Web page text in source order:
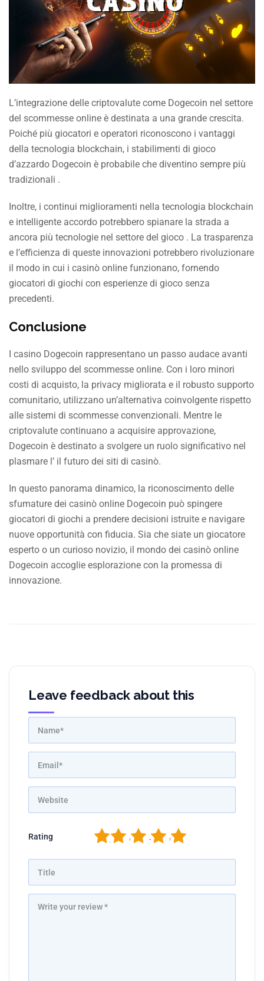
L’integrazione delle criptovalute come Dogecoin nel settore
del scommesse online è destinata a una grande crescita.
Poiché più giocatori e operatori riconoscono i vantaggi
della tecnologia blockchain, i stabilimenti di gioco
d’azzardo Dogecoin è probabile che diventino sempre più
tradizionali .
Inoltre, i continui miglioramenti nella tecnologia blockchain
e intelligente accordo potrebbero spianare la strada a
ancora più tecnologie nel settore del gioco . La trasparenza
e l’efficienza di queste innovazioni potrebbero rivoluzionare
il modo in cui i casinò online funzionano, fornendo
giocatori di giochi con esperienze di gioco senza
precedenti.
Conclusione
I casino Dogecoin rappresentano un passo audace avanti
nello sviluppo del scommesse online. Con i loro minori
costi di acquisto, la privacy migliorata e il robusto supporto
comunitario, utilizzano un’alternativa coinvolgente rispetto
alle sistemi di scommesse convenzionali. Mentre le
criptovalute continuano a acquisire approvazione,
Dogecoin è destinato a svolgere un ruolo significativo nel
plasmare l’ il futuro dei siti di casinò.
In questo panorama dinamico, la riconoscimento delle
sfumature dei casinò online Dogecoin può spingere
giocatori di giochi a prendere decisioni istruite e navigare
nuove opportunità con fiducia. Sia che siate un giocatore
esperto o un curioso novizio, il mondo dei casinò online
Dogecoin accoglie esplorazione con la promessa di
innovazione.
Leave feedback about this
Rating 5
4
3
2